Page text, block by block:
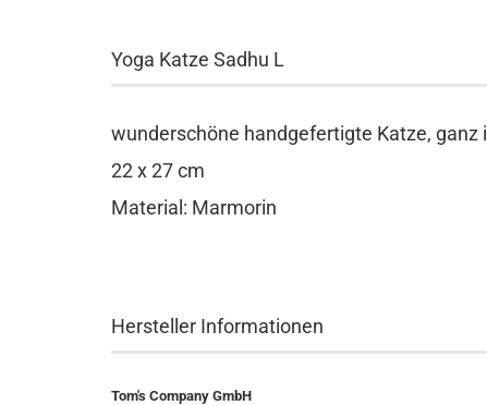
Yoga Katze Sadhu L
wunderschöne handgefertigte Katze,
22 x 27 cm
Material: Marmorin
Hersteller Informationen
Tom's Company GmbH